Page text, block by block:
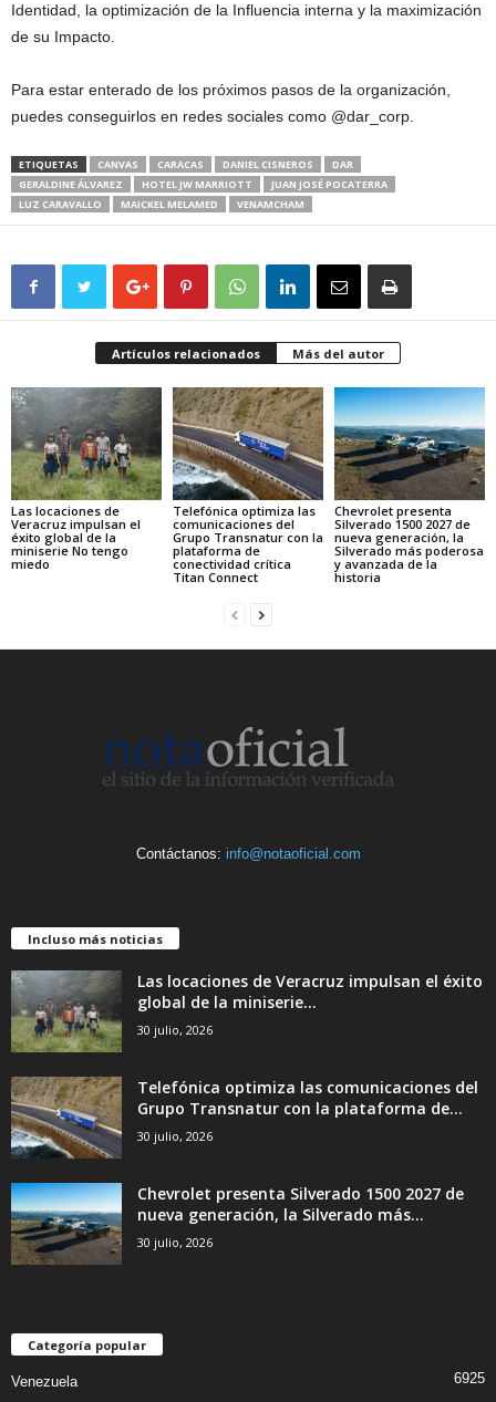
Identidad, la optimización de la Influencia interna y la maximización
de su Impacto.
Para estar enterado de los próximos pasos de la organización,
puedes conseguirlos en redes sociales como @dar_corp.
ETIQUETAS CANVAS CARACAS DANIEL CISNEROS
DAR
GERALDINE ÁLVAREZ
HOTEL JW MARRIOTT
JUAN JOSÉ POCATERRA
LUZ CARAVALLO
MAICKEL MELAMED VENAMCHAM
Artículos relacionados Más del autor
Las locaciones de
Veracruz impulsan el
éxito global de la
miniserie No tengo
miedo
Telefónica optimiza las
comunicaciones del
Grupo Transnatur con la
plataforma de
conectividad crítica
Titan Connect
Chevrolet presenta
Silverado 1500 2027 de
nueva generación, la
Silverado más poderosa
y avanzada de la
historia
Contáctanos: info@notaoficial.com
Incluso más noticias
Las locaciones de Veracruz impulsan el éxito
global de la miniserie...
30 julio, 2026
Telefónica optimiza las comunicaciones del
Grupo Transnatur con la plataforma de...
30 julio, 2026
Chevrolet presenta Silverado 1500 2027 de
nueva generación, la Silverado más...
30 julio, 2026
Categoría popular
Venezuela 6925